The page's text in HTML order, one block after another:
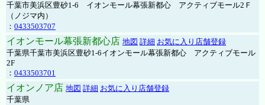
千葉市美浜区豊砂1-6 イオンモール幕張新都心 アクティブモール2Ｆ
（ノジマ内）
： 0433503707
イオンモール幕張新都心店 地図 詳細 お気に入り店舗登録
千葉県千葉市美浜区豊砂1-6イオンモール幕張新都心 アクティブモール
2F
： 0433503701
イオンノア店 地図 詳細 お気に入り店舗登録
千葉県